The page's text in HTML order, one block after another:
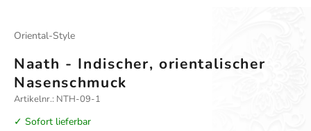
Oriental-Style
Naath - Indischer, orientalischer
Nasenschmuck
Artikelnr.: NTH-09-1
✓ Sofort lieferbar